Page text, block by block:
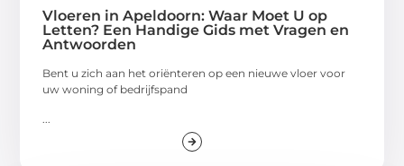
Vloeren in Apeldoorn: Waar Moet U op
Letten? Een Handige Gids met Vragen en
Antwoorden
Bent u zich aan het oriënteren op een nieuwe vloer voor
uw woning of bedrijfspand